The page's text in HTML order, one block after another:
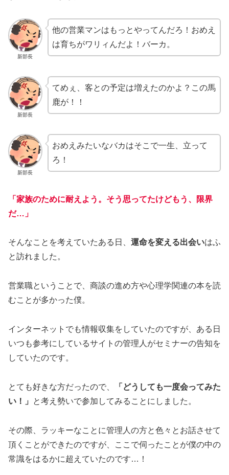
新部長
他の営業マンはもっとやってんだろ！おめえ
は育ちがワリィんだよ！バーカ。
新部長
てめぇ、客との予定は増えたのかよ？この馬
鹿が！！
新部長
おめえみたいなバカはそこで一生、立って
ろ！
「家族のために耐えよう。そう思ってたけどもう、限界
だ…」
そんなことを考えていたある日、 運命を変える出会いはふ
と訪れました。
営業職ということで、商談の進め方や心理学関連の本を読
むことが多かった僕。
インターネットでも情報収集をしていたのですが、ある日
いつも参考にしているサイトの管理人がセミナーの告知を
していたのです。
とても好きな方だったので、
「どうしても一度会ってみた
い！」
と考え勢いで参加してみることにしました。
その際、ラッキーなことに管理人の方と色々とお話させて
頂くことができたのですが、ここで伺ったことが僕の中の
常識をはるかに超えていたのです…！